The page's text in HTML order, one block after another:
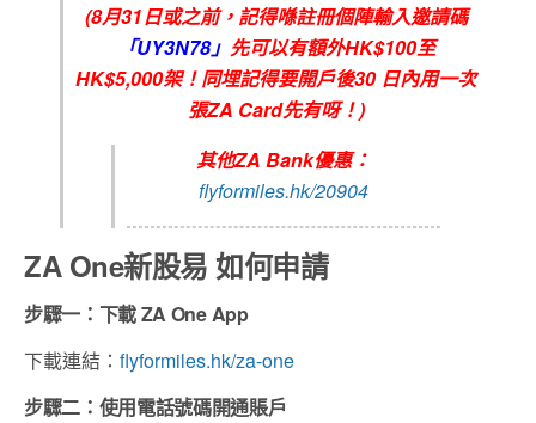
(8月31日或之前，記得喺註冊個陣輸入邀請碼
「UY3N78」 先可以有額外HK$100至
HK$5,000架！同埋記得要開戶後30 日內用一次
張ZA Card先有呀！)
其他ZA Bank優惠：
flyformiles.hk/20904
ZA One新股易 如何申請
步驟一：下載 ZA One App
下載連結： flyformiles.hk/za-one
步驟二：使用電話號碼開通賬戶